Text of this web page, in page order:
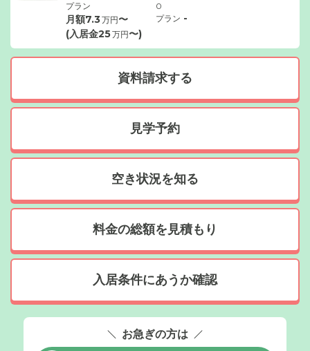
プラン
月額7.3万円〜
(入居金25万円〜)
0
プラン -
資料請求する
見学予約
空き状況を知る
料金の総額を見積もり
入居条件にあうか確認
お急ぎの方は